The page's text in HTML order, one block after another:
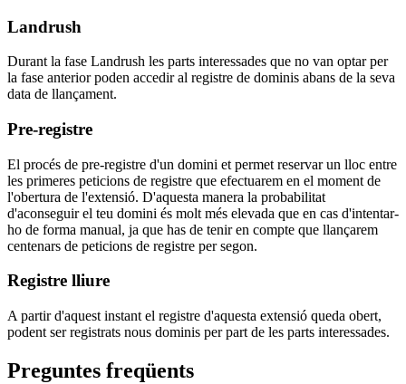
Landrush
Durant la fase Landrush les parts interessades que no van optar per
la fase anterior poden accedir al registre de dominis abans de la seva
data de llançament.
Pre-registre
El procés de pre-registre d'un domini et permet reservar un lloc entre
les primeres peticions de registre que efectuarem en el moment de
l'obertura de l'extensió. D'aquesta manera la probabilitat
d'aconseguir el teu domini és molt més elevada que en cas d'intentar-
ho de forma manual, ja que has de tenir en compte que llançarem
centenars de peticions de registre per segon.
Registre lliure
A partir d'aquest instant el registre d'aquesta extensió queda obert,
podent ser registrats nous dominis per part de les parts interessades.
Preguntes freqüents